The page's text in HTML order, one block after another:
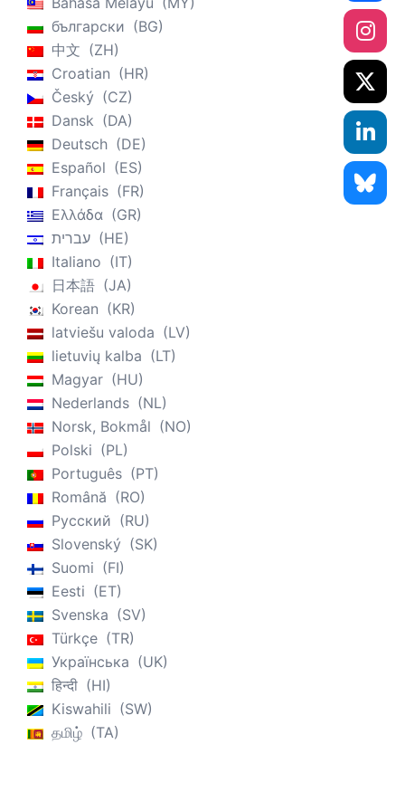
български
BG
中文
ZH
Croatian
HR
Český
CZ
Dansk
DA
Deutsch
DE
Español
ES
Français
FR
Ελλάδα
GR
עברית
HE
Italiano
IT
日本語
JA
Korean
KR
latviešu valoda
LV
lietuvių kalba
LT
Magyar
HU
Nederlands
NL
Norsk, Bokmål
NO
Polski
PL
Português
PT
Română
RO
Русский
RU
Slovenský
SK
Suomi
FI
Eesti
ET
Svenska
SV
Türkçe
TR
Українська
UK
हिन्दी
HI
Kiswahili
SW
தமிழ்
TA